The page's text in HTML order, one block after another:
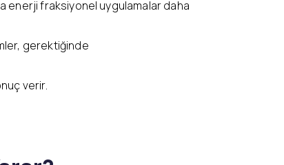
fraksiyonel uygulamalar daha
gerektiğinde
verir.